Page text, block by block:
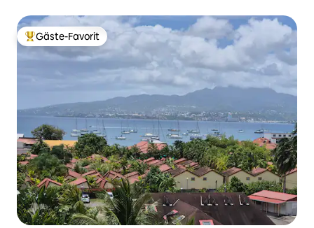
Beliebter Gäste-Favorit.
Gäste-Favorit